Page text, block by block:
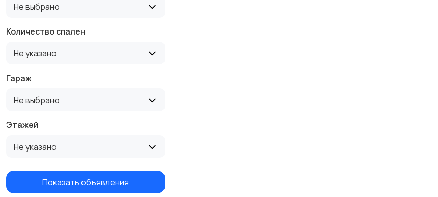
Не выбрано
Количество спален
Не указано
Гараж
Не выбрано
Этажей
Не указано
Показать объявления